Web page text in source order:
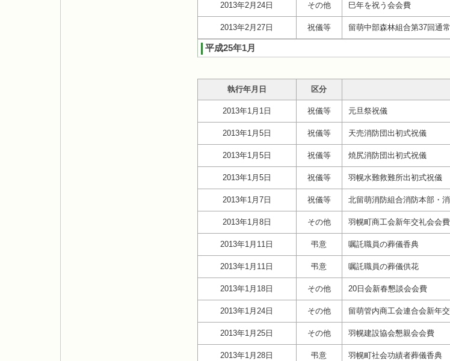
2013年2月24日 その他 巳年を祝う会会費
2013年2月27日 祝儀等 留萌中部森林組合第37回通
平成25年1月
執行年月日 区分
2013年1月1日 祝儀等 元旦祭祝儀
2013年1月5日 祝儀等 天売消防団出初式祝儀
2013年1月5日 祝儀等 焼尻消防団出初式祝儀
2013年1月5日 祝儀等 羽幌水難救難所出初式祝儀
2013年1月7日 祝儀等 北留萌消防組合消防本部・
2013年1月8日 その他 羽幌町商工会新年交礼会会費
2013年1月11日 弔意 嘱託職員の葬儀香典
2013年1月11日 弔意 嘱託職員の葬儀供花
2013年1月18日 その他 20日会新春懇談会会費
2013年1月24日 その他 留萌管内商工会連合会新年
2013年1月25日 その他 羽幌建設協会懇親会会費
2013年1月28日 弔意 羽幌町社会功績者葬儀香典